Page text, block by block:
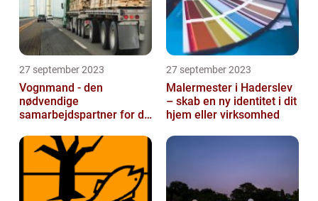
27 september 2023
Vognmand - den
nødvendige
samarbejdspartner for dit
27 september 2023
Malermester i Haderslev
– skab en ny identitet i dit
hjem eller virksomhed